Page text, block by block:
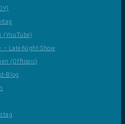
(YouTube)
– Late-Night-Show
(Offtopic)
Blog